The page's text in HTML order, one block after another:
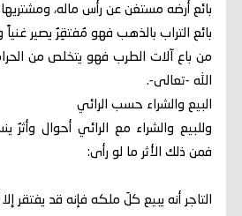
بائع أرضه مستغن عن رأس ماله،
بائع التراب بالذهب فهو مُفتقِرٌ يصير
من باع آلات الطرب فهو يتخلص من
الله -تعالى-.
البيع والشراء حسب الرائي
وللبيع والشراء مع الرائي أحوال
فمن ذلك الأثر ما لو رأى:
التاجر أنه يبيع كلَ ملكه فإنه قد يفتقر